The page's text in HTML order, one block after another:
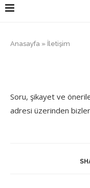
Anasayfa » İletişim
Soru, şikayet ve
adresi üzerinden